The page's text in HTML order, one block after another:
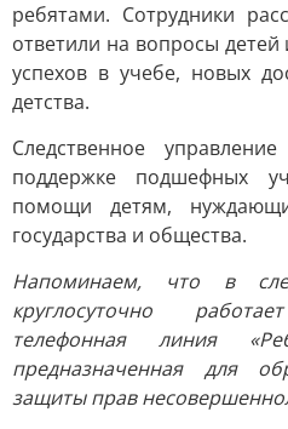
ребятами. Сотрудники
ответили на вопросы
успехов в учебе, новых
детства.
Следственное
поддержке подшефных
помощи детям,
государства и общества.
Напоминаем, что в
круглосуточно
телефонная линия
предназначенная для
защиты прав